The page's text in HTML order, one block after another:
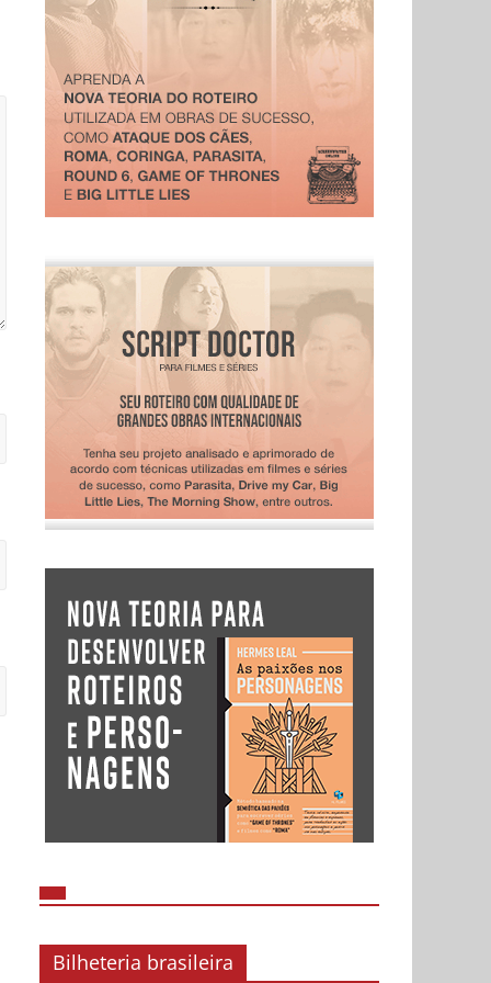
Bilheteria brasileira